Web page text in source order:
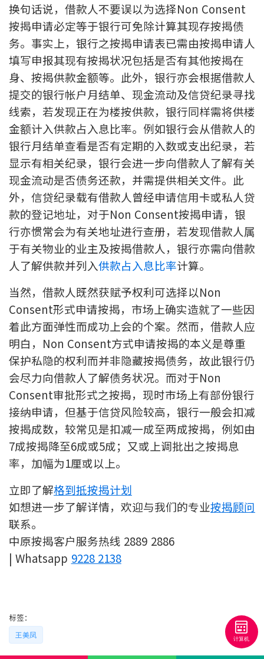
公司动态
按市新闻
统计数据库
按揭快趣智识
按揭智库
楼按专栏
按揭百科
实时银行资讯
装修·保险优惠
免费装修转介服务
装修设计专栏
火险、家居、宠物保险
保险资讯专栏
联络我们
联络方式
网上申请按揭转介
条款及细则
私隐政策
2889 2886 / cmb@mail.centanet.com
中原地产
© 2026 中原按揭经纪有限公司 Centaline Mortgage Broker Limited 版权所有
换句话说，借款人不要误以为选择Non Consent
按揭申请必定等于银行可免除计算其现存按揭债
务。事实上，银行之按揭申请表已需由按揭申请人
填写申报其现有按揭状况包括是否有其他按揭在
身、按揭供款金额等。此外，银行亦会根据借款人
提交的银行帐户月结单、现金流动及信贷纪录寻找
线索，若发现正在为楼按供款，银行同样需将供楼
金额计入供款占入息比率。例如银行会从借款人的
银行月结单查看是否有定期的入数或支出纪录，若
显示有相关纪录，银行会进一步向借款人了解有关
现金流动是否债务还款，并需提供相关文件。此
外，信贷纪录载有借款人曾经申请信用卡或私人贷
款的登记地址，对于Non Consent按揭申请，银
行亦惯常会为有关地址进行查册，若发现借款人属
于有关物业的业主及按揭借款人，银行亦需向借款
人了解供款并列入供款占入息比率计算。
当然，借款人既然获赋予权利可选择以Non
Consent形式申请按揭，市场上确实造就了一些因
着此方面弹性而成功上会的个案。然而，借款人应
明白，Non Consent方式申请按揭的本义是尊重
保护私隐的权利而并非隐藏按揭债务，故此银行仍
会尽力向借款人了解债务状况。而对于Non
Consent审批形式之按揭，现时市场上有部份银行
接纳申请，但基于信贷风险较高，银行一般会扣减
按揭成数，较常见是扣减一成至两成按揭，例如由
7成按揭降至6成或5成；又或上调批出之按揭息
率，加幅为1厘或以上。
立即了解格到抵按揭计划
如想进一步了解详情，欢迎与我们的专业按揭顾问
联系。
中原按揭客户服务热线 2889 2886
| Whatsapp 9228 2138
标签：
王美凤